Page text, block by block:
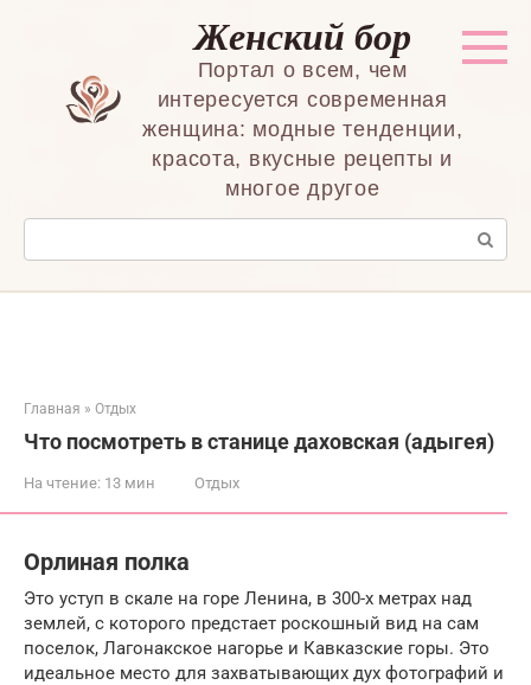
Женский бор
Портал о всем, чем
интересуется современная
женщина: модные тенденции,
красота, вкусные рецепты и
многое другое
Поиск:
Главная » Отдых
Что посмотреть в станице даховская (адыгея)
На чтение: 13 мин Отдых
Орлиная полка
Это уступ в скале на горе Ленина, в 300-х метрах над
землей, с которого предстает роскошный вид на сам
поселок, Лагонакское нагорье и Кавказские горы. Это
идеальное место для захватывающих дух фотографий и